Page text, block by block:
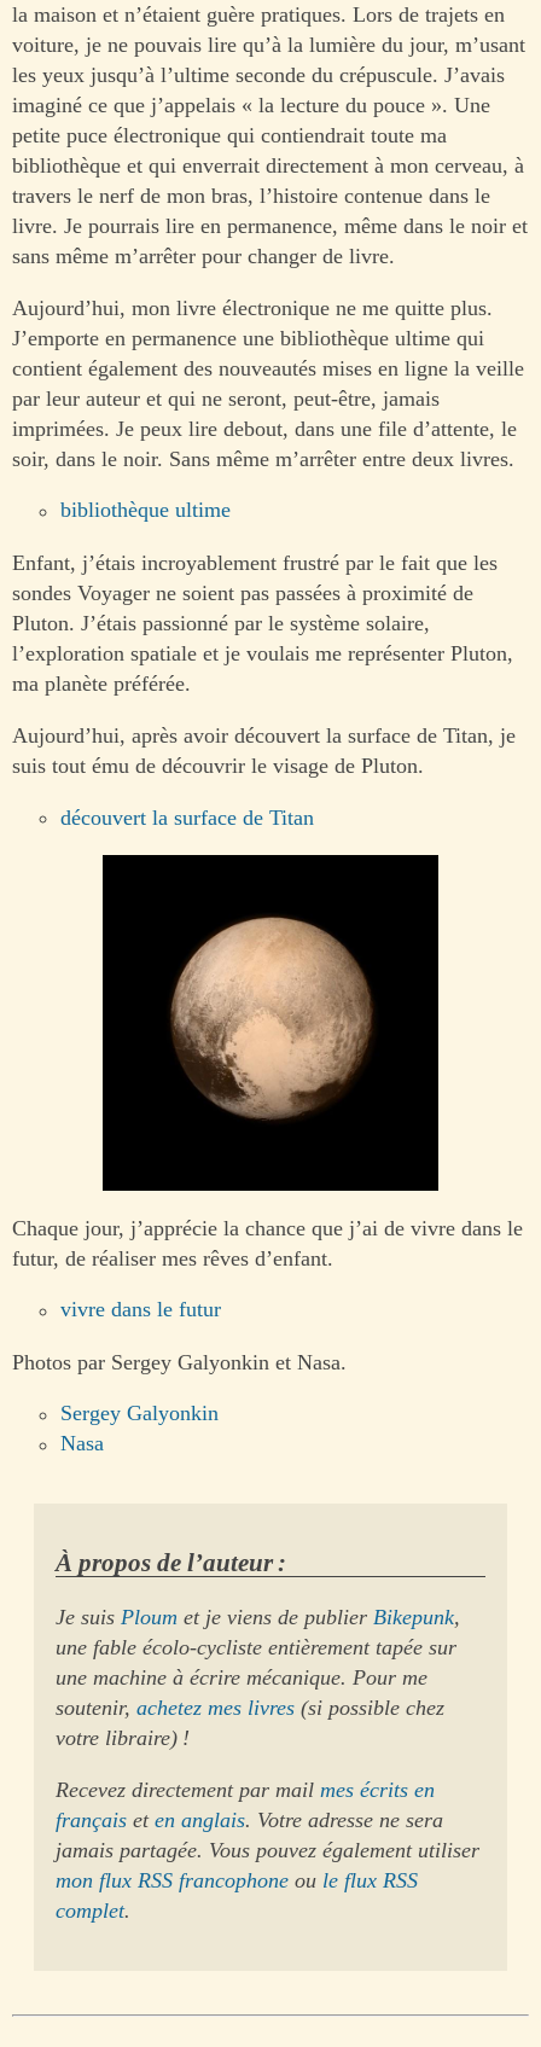
la maison et n’étaient guère pratiques. Lors de trajets en
voiture, je ne pouvais lire qu’à la lumière du jour, m’usant
les yeux jusqu’à l’ultime seconde du crépuscule. J’avais
imaginé ce que j’appelais « la lecture du pouce ». Une
petite puce électronique qui contiendrait toute ma
bibliothèque et qui enverrait directement à mon cerveau, à
travers le nerf de mon bras, l’histoire contenue dans le
livre. Je pourrais lire en permanence, même dans le noir et
sans même m’arrêter pour changer de livre.
Aujourd’hui, mon livre électronique ne me quitte plus.
J’emporte en permanence une bibliothèque ultime qui
contient également des nouveautés mises en ligne la veille
par leur auteur et qui ne seront, peut-être, jamais
imprimées. Je peux lire debout, dans une file d’attente, le
soir, dans le noir. Sans même m’arrêter entre deux livres.
bibliothèque ultime
Enfant, j’étais incroyablement frustré par le fait que les
sondes Voyager ne soient pas passées à proximité de
Pluton. J’étais passionné par le système solaire,
l’exploration spatiale et je voulais me représenter Pluton,
ma planète préférée.
Aujourd’hui, après avoir découvert la surface de Titan, je
suis tout ému de découvrir le visage de Pluton.
découvert la surface de Titan
Chaque jour, j’apprécie la chance que j’ai de vivre dans le
futur, de réaliser mes rêves d’enfant.
vivre dans le futur
Photos par Sergey Galyonkin et Nasa.
Sergey Galyonkin
Nasa
À propos de l’auteur :
Je suisPloum et je viens de publierBikepunk,
une fable écolo-cycliste entièrement tapée sur
une machine à écrire mécanique. Pour me
soutenir,achetez mes livres (si possible chez
votre libraire) !
Recevez directement par mailmes écrits en
français eten anglais. Votre adresse ne sera
jamais partagée. Vous pouvez également utiliser
mon flux RSS francophone ou le flux RSS
complet.